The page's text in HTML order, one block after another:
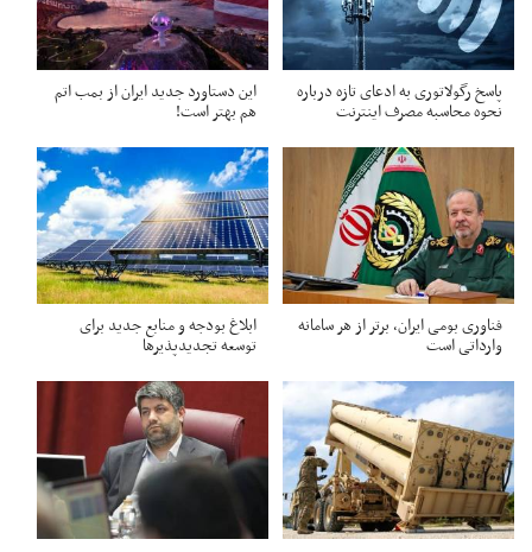
پاسخ رگولاتوری به ادعای تازه درباره
نحوه محاسبه مصرف اینترنت
این دستاورد جدید ایران از بمب اتم
هم بهتر است!
فناوری بومی ایران، برتر از هر سامانه
وارداتی است
ابلاغ بودجه و منابع جدید برای
توسعه تجدیدپذیرها